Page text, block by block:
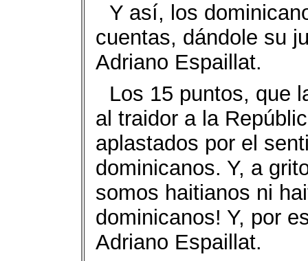
Y así, los
cuentas, dándole su
Adriano Espaillat.
Los 15 puntos, que
al traidor a la
aplastados por el
dominicanos. Y, a
somos haitianos ni
dominicanos! Y, por
Adriano Espaillat.